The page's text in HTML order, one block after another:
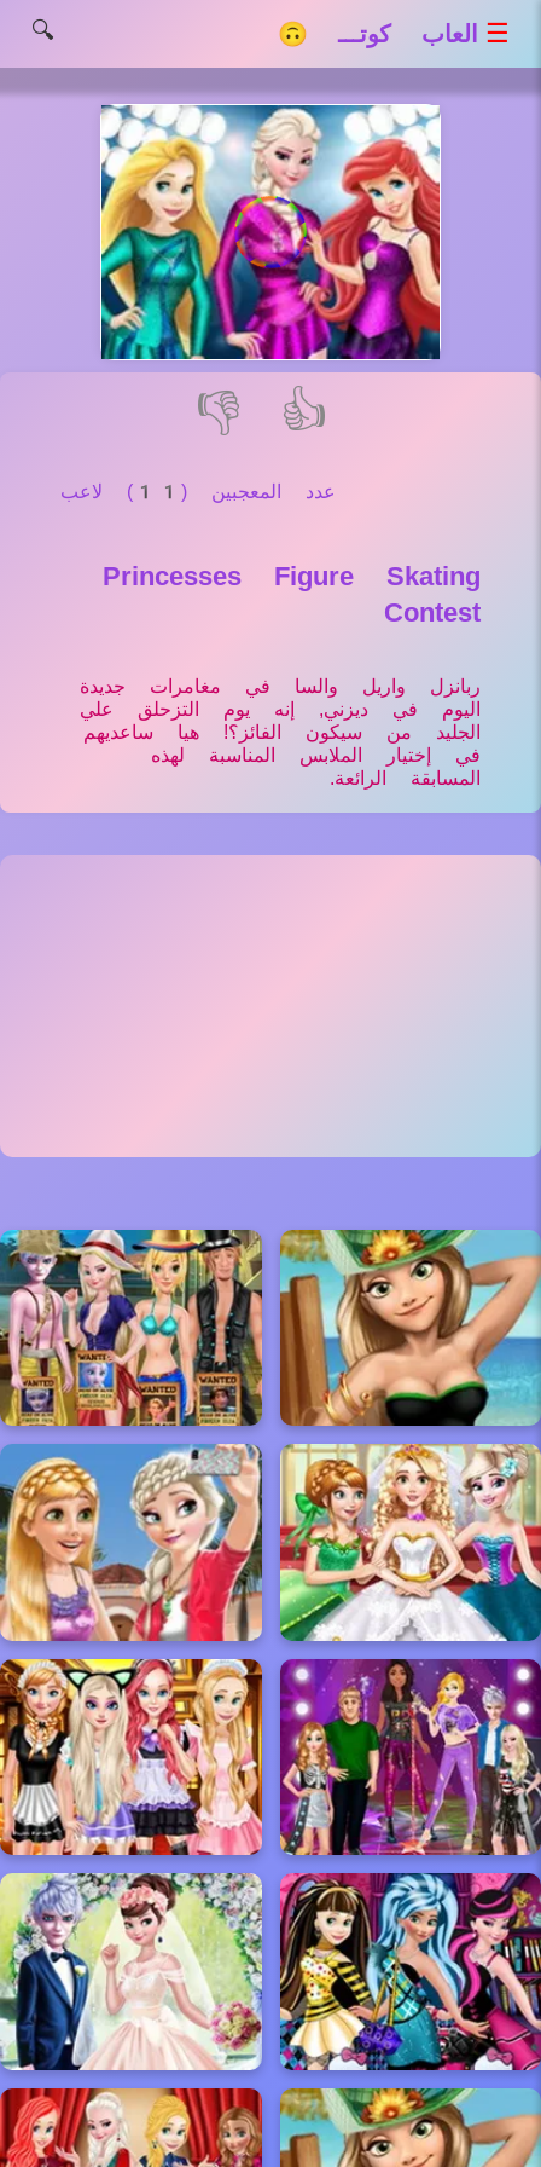
☰ العاب كوتـــ 🙃 🔍
👍
👎
عدد المعجبين (11) لاعب
Princesses Figure Skating
Contest
ربانزل واريل والسا في مغامرات جديدة
اليوم في ديزني, إنه يوم التزحلق علي
الجليد من سيكون الفائز؟! هيا ساعديهم
في إختيار الملابس المناسبة لهذه
المسابقة الرائعة.